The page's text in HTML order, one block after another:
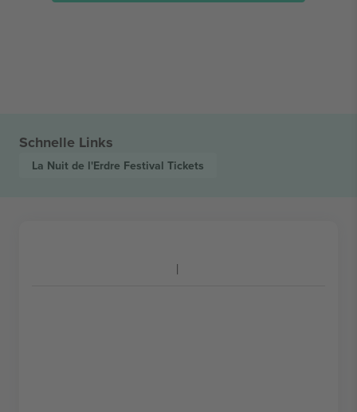
Schnelle Links
La Nuit de l'Erdre Festival Tickets